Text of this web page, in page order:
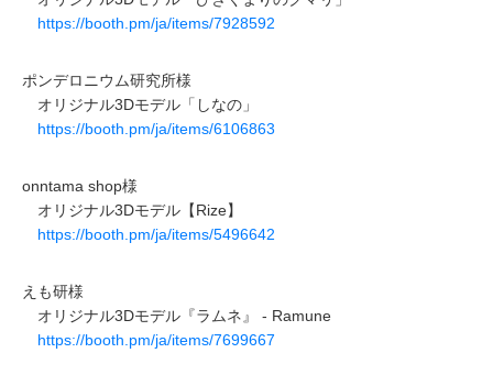
https://booth.pm/ja/items/7928592
ポンデロニウム研究所様
オリジナル3Dモデル「しなの」
https://booth.pm/ja/items/6106863
onntama shop様
オリジナル3Dモデル【Rize】
https://booth.pm/ja/items/5496642
えも研様
オリジナル3Dモデル『ラムネ』 - Ramune
https://booth.pm/ja/items/7699667